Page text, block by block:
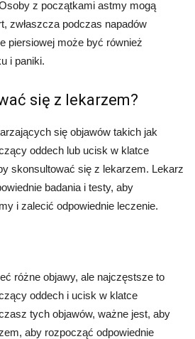
z początkami astmy mogą
zwłaszcza podczas napadów
piersiowej może być również
i paniki.
się z lekarzem?
się objawów takich jak
oddech lub ucisk w klatce
skonsultować się z lekarzem. Lekarz
badania i testy, aby
i zalecić odpowiednie leczenie.
różne objawy, ale najczęstsze to
oddech i ucisk w klatce
tych objawów, ważne jest, aby
aby rozpocząć odpowiednie